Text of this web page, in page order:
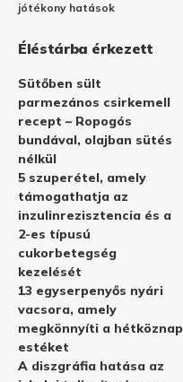
jótékony hatások
Éléstárba érkezett
Sütőben sült
parmezános csirkemell
recept – Ropogós
bundával, olajban sütés
nélkül
5 szuperétel, amely
támogathatja az
inzulinrezisztencia és a
2-es típusú
cukorbetegség
kezelését
13 egyserpenyős nyári
vacsora, amely
megkönnyíti a hétköznap
estéket
A diszgráfia hatása az